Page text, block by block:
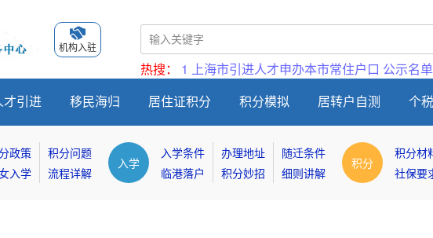
机构入驻
热搜： 1 上海市引进人才申办本市常住户口 公示名单
才引进 移民海归 居住证积分 积分模拟 居转户自测 个
政策
积分问题
入学 流程详解
入学
入学条件 办理地址
随迁条件
临港落户
积分妙招 细则讲解
积分
积分材
社保要